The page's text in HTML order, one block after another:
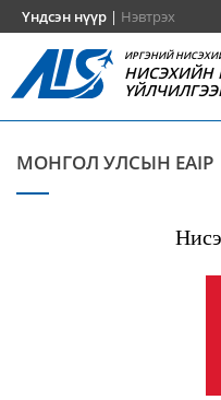
Үндсэн нүүр | Нэвтрэх
ИРГЭНИЙ
НИСЭХИЙН
МОНГОЛ УЛСЫН EAIP